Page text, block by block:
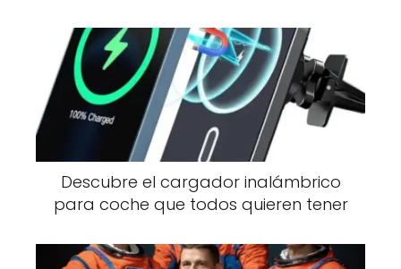
Descubre el cargador inalámbrico
para coche que todos quieren tener